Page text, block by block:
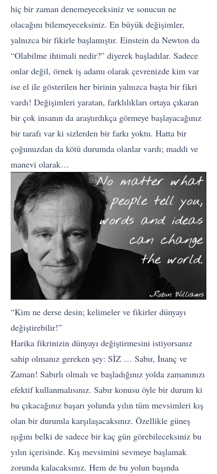
hiç bir zaman denemeyeceksiniz ve sonucun ne
olacağını bilemeyeceksiniz. En büyük değişimler,
yalnızca bir fikirle başlamıştır. Einstein da Newton da
“Olabilme ihtimali nedir?” diyerek başladılar. Sadece
onlar değil, örnek iş adamı olarak çevrenizde kim var
ise el ile gösterilen her birinin yalnızca başta bir fikri
vardı! Değişimleri yaratan, farklılıkları ortaya çıkaran
bir çok insanın da araştırdıkça görmeye başlayacağınız
bir tarafı var ki sizlerden bir farkı yoktu. Hatta bir
çoğunuzdan da kötü durumda olanlar vardı; maddi ve
manevi olarak…
“Kim ne derse desin; kelimeler ve fikirler dünyayı
değiştirebilir!”
Harika fikrinizin dünyayı değiştirmesini istiyorsanız
sahip olmanız gereken şey: SİZ … Sabır, İnanç ve
Zaman! Sabırlı olmalı ve başladığınız yolda zamanınızı
efektif kullanmalısınız. Sabır konusu öyle bir durum ki
bu çıkacağınız başarı yolunda yılın tüm mevsimleri kış
olan bir durumla karşılaşacaksınız. Özellikle güneş
ışığını belki de sadece bir kaç gün görebileceksiniz bu
yılın içerisinde. Kış mevsimini sevmeye başlamak
zorunda kalacaksınız. Hem de bu yolun başında